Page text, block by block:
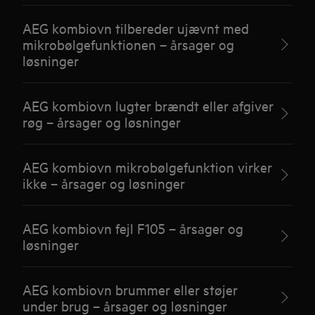
AEG kombiovn tilbereder ujævnt med
mikrobølgefunktionen – årsager og
løsninger
AEG kombiovn lugter brændt eller afgiver
røg – årsager og løsninger
AEG kombiovn mikrobølgefunktion virker
ikke – årsager og løsninger
AEG kombiovn fejl F105 – årsager og
løsninger
AEG kombiovn brummer eller støjer
under brug – årsager og løsninger